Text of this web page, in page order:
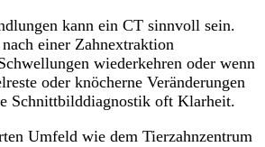
kann ein CT sinnvoll sein.
einer Zahnextraktion
wiederkehren oder wenn
oder knöcherne Veränderungen
Schnittbilddiagnostik oft Klarheit.
Umfeld wie dem Tierzahnzentrum